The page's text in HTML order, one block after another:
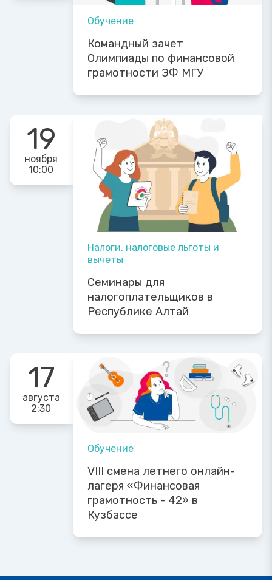
Обучение
Командный зачет
Олимпиады по финансовой
грамотности ЭФ МГУ
19
ноября
10:00
Налоги, налоговые льготы и
вычеты
Семинары для
налогоплательщиков в
Республике Алтай
17
августа
2:30
Обучение
VIII смена летнего онлайн-
лагеря «Финансовая
грамотность - 42» в
Кузбассе